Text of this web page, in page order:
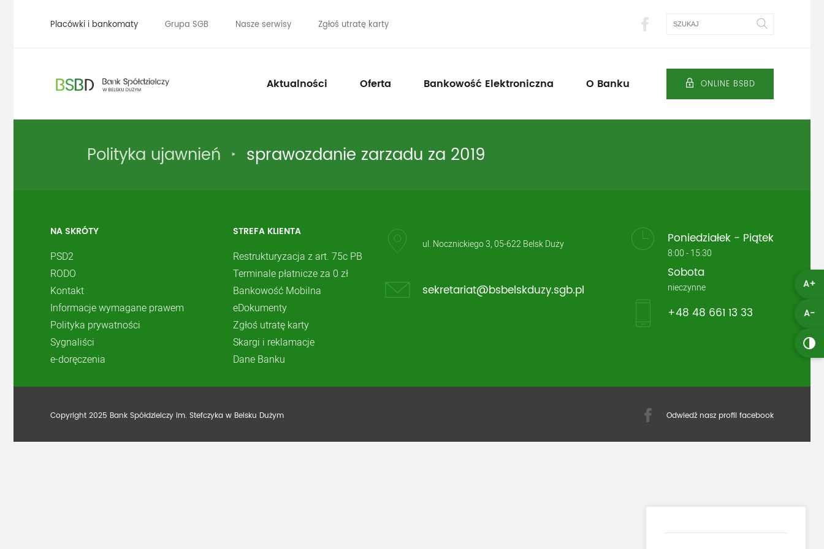
A+
A-
Placówki i bankomaty Grupa SGB Nasze serwisy Zgłoś utratę karty Szukaj
Aktualności Oferta Bankowość Elektroniczna O Banku ONLINE BSBD
Polityka ujawnień sprawozdanie zarzadu za 2019
NA SKRÓTY
PSD2
RODO
Kontakt
Informacje wymagane prawem
Polityka prywatności
Sygnaliści
e-doręczenia
STREFA KLIENTA
Restrukturyzacja z art. 75c PB
Terminale płatnicze za 0 zł
Bankowość Mobilna
eDokumenty
Zgłoś utratę karty
Skargi i reklamacje
Dane Banku
ul. Nocznickiego 3, 05-622 Belsk Duży
sekretariat@bsbelskduzy.sgb.pl
Poniedziałek - Piątek
8:00 - 15:30
Sobota
nieczynne
+48 48 661 13 33
Copyright 2025 Bank Spółdzielczy im. Stefczyka w Belsku Dużym Odwiedź nasz profil facebook